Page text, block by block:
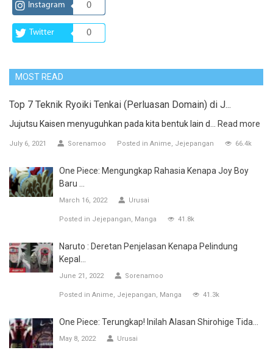
Instagram 0
Twitter 0
MOST READ
Top 7 Teknik Ryoiki Tenkai (Perluasan Domain) di J...
Jujutsu Kaisen menyuguhkan pada kita bentuk lain d... Read more
July 6, 2021 Sorenamoo Posted in Anime Jejepangan 66.4k
One Piece: Mengungkap Rahasia Kenapa Joy Boy
Baru ...
March 16, 2022 Urusai
Posted in Jejepangan Manga 41.8k
Naruto : Deretan Penjelasan Kenapa Pelindung
Kepal...
June 21, 2022 Sorenamoo
Posted in Anime Jejepangan Manga 41.3k
One Piece: Terungkap! Inilah Alasan Shirohige Tida...
May 8, 2022 Urusai